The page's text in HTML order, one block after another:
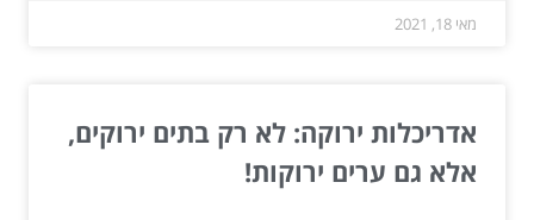
מאי 18, 2021
אדריכלות ירוקה: לא רק בתים ירוקים,
אלא גם ערים ירוקות!